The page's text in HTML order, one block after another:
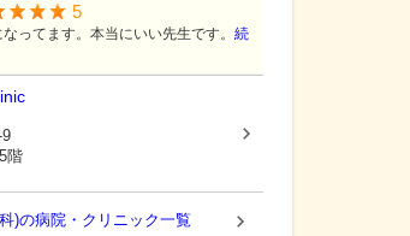
5
ってます。本当にいい先生です。 続
階
)の病院・クリニック一覧